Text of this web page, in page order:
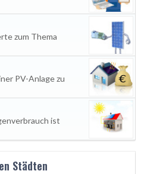
zum Thema
PV-Anlage zu
ist
Städten